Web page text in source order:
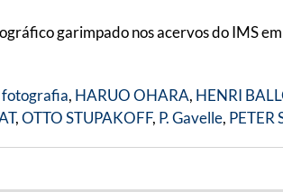
garimpado nos acervos do IMS
fotografia, HARUO OHARA, HENRI
,OTTO STUPAKOFF, P. Gavelle, PETER